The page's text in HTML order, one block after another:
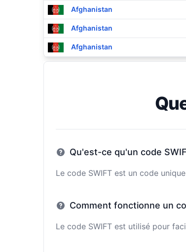
Afghanistan
Afghanistan
Afghanistan
Qu'est-ce qu'un code
Le code SWIFT est un code
Comment fonctionne un
Le code SWIFT est utilisé pour